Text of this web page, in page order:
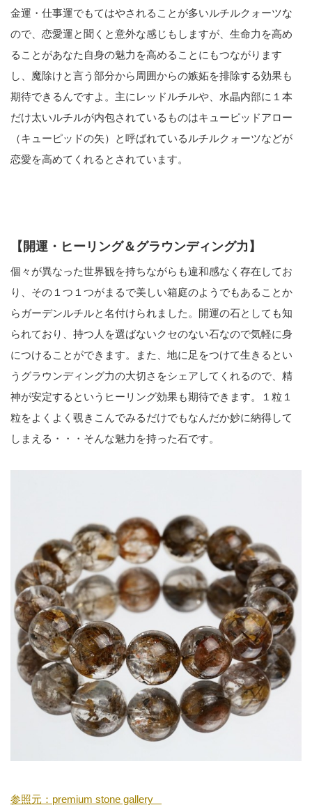
金運・仕事運でもてはやされることが多いルチルクォーツな
ので、恋愛運と聞くと意外な感じもしますが、生命力を高め
ることがあなた自身の魅力を高めることにもつながります
し、魔除けと言う部分から周囲からの嫉妬を排除する効果も
期待できるんですよ。主にレッドルチルや、水晶内部に１本
だけ太いルチルが内包されているものはキューピッドアロー
（キューピッドの矢）と呼ばれているルチルクォーツなどが
恋愛を高めてくれるとされています。
【開運・ヒーリング＆グラウンディング力】
個々が異なった世界観を持ちながらも違和感なく存在してお
り、その１つ１つがまるで美しい箱庭のようでもあることか
らガーデンルチルと名付けられました。開運の石としても知
られており、持つ人を選ばないクセのない石なので気軽に身
につけることができます。また、地に足をつけて生きるとい
うグラウンディング力の大切さをシェアしてくれるので、精
神が安定するというヒーリング効果も期待できます。１粒１
粒をよくよく覗きこんでみるだけでもなんだか妙に納得して
しまえる・・・そんな魅力を持った石です。
参照元：premium stone gallery